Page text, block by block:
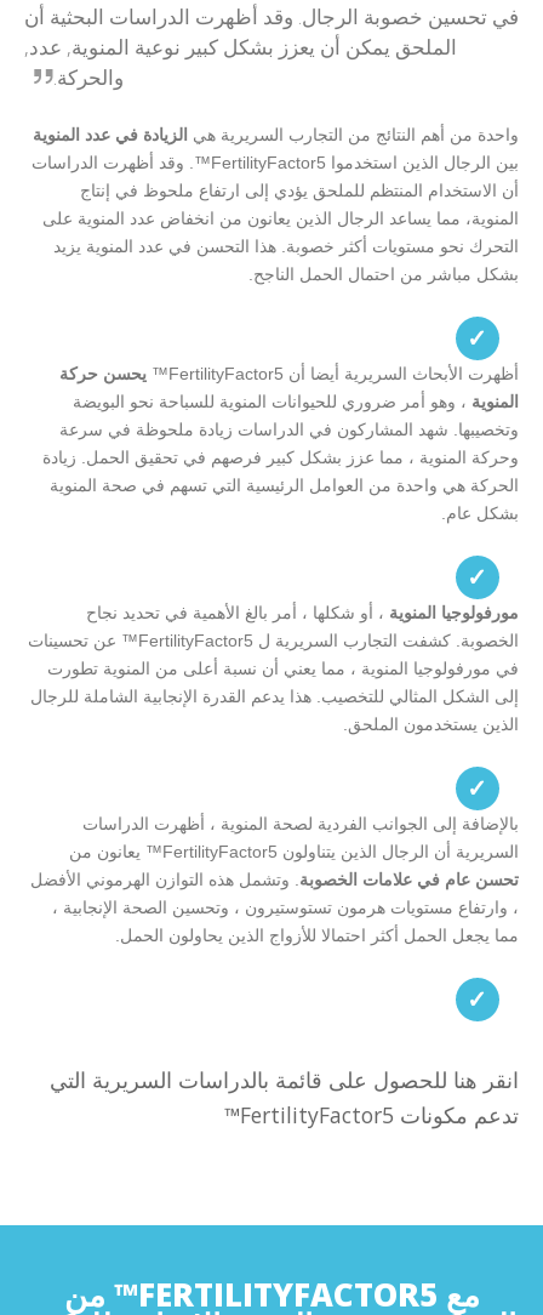
في تحسين خصوبة الرجال. وقد أظهرت الدراسات البحثية أن
الملحق يمكن أن يعزز بشكل كبير نوعية المنوية, عدد,
والحركة.
واحدة من أهم النتائج من التجارب السريرية هي الزيادة في عدد المنوية
بين الرجال الذين استخدموا FertilityFactor5™. وقد أظهرت الدراسات
أن الاستخدام المنتظم للملحق يؤدي إلى ارتفاع ملحوظ في إنتاج
المنوية، مما يساعد الرجال الذين يعانون من انخفاض عدد المنوية على
التحرك نحو مستويات أكثر خصوبة. هذا التحسن في عدد المنوية يزيد
بشكل مباشر من احتمال الحمل الناجح.
✓
أظهرت الأبحاث السريرية أيضا أن FertilityFactor5™
يحسن حركة
المنوية ، وهو أمر ضروري للحيوانات المنوية للسباحة نحو البويضة
وتخصيبها. شهد المشاركون في الدراسات زيادة ملحوظة في سرعة
وحركة المنوية ، مما عزز بشكل كبير فرصهم في تحقيق الحمل. زيادة
الحركة هي واحدة من العوامل الرئيسية التي تسهم في صحة المنوية
بشكل عام.
✓
مورفولوجيا المنوية ، أو شكلها ، أمر بالغ الأهمية في تحديد نجاح
الخصوبة. كشفت التجارب السريرية ل FertilityFactor5™ عن تحسينات
في مورفولوجيا المنوية ، مما يعني أن نسبة أعلى من المنوية تطورت
إلى الشكل المثالي للتخصيب. هذا يدعم القدرة الإنجابية الشاملة للرجال
الذين يستخدمون الملحق.
✓
بالإضافة إلى الجوانب الفردية لصحة المنوية ، أظهرت الدراسات
السريرية أن الرجال الذين يتناولون FertilityFactor5™ يعانون من
تحسن عام في علامات الخصوبة . وتشمل هذه التوازن الهرموني الأفضل
، وارتفاع مستويات هرمون تستوستيرون ، وتحسين الصحة الإنجابية ،
مما يجعل الحمل أكثر احتمالا للأزواج الذين يحاولون الحمل.
✓
انقر هنا للحصول على قائمة بالدراسات السريرية التي
تدعم مكونات FertilityFactor5™
https://www.ncbi.nlm.nih.gov/pmc/articles/PMC4003790/
مع FERTILITYFACTOR5™ من